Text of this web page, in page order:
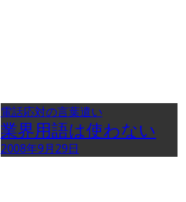
電話応対の言葉遣い
業界用語は使わない
2008年9月29日